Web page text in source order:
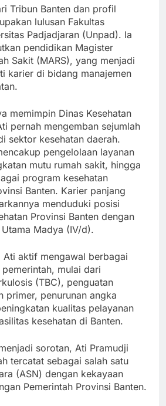
Tribun Banten dan profil
lulusan Fakultas
Padjadjaran (Unpad). Ia
pendidikan Magister
Sakit (MARS), yang menjadi
karier di bidang manajemen
memimpin Dinas Kesehatan
pernah mengemban sejumlah
sektor kesehatan daerah.
pengelolaan layanan
mutu rumah sakit, hingga
program kesehatan
Banten. Karier panjang
menduduki posisi
Provinsi Banten dengan
Madya (IV/d).
Ati aktif mengawal berbagai
mulai dari
(TBC), penguatan
primer, penurunan angka
kualitas pelayanan
kesehatan di Banten.
sorotan, Ati Pramudji
tercatat sebagai salah satu
(ASN) dengan kekayaan
Pemerintah Provinsi Banten.